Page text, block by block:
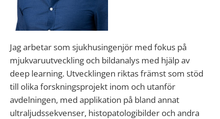
Jag arbetar som sjukhusingenjör med fokus på
mjukvaruutveckling och bildanalys med hjälp av
deep learning. Utvecklingen riktas främst som stöd
till olika forskningsprojekt inom och utanför
avdelningen, med applikation på bland annat
ultraljudssekvenser, histopatologibilder och andra